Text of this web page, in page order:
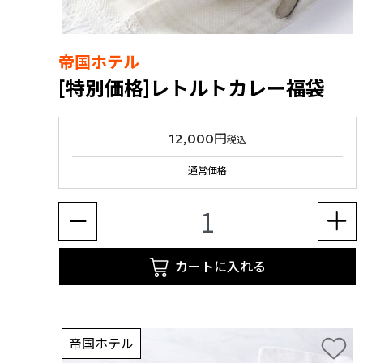
帝国ホテル
[特別価格]レトルトカレー福袋
12,000円税込
通常価格
カートに入れる
帝国ホテル